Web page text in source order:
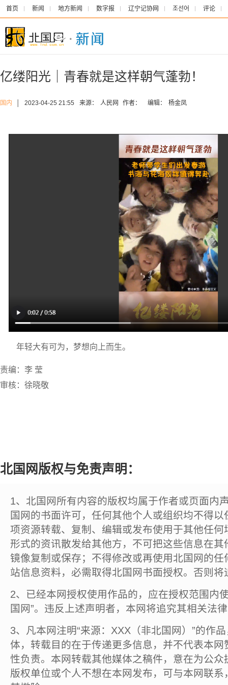
首页 新闻 地方新闻 数字报 辽宁记协网 조선어 评论
亿缕阳光｜青春就是这样朝气蓬勃！
国内 2023-04-25 21:55 来源： 人民网 作者： 编辑： 杨金凤
年轻大有可为，梦想向上而生。
责编：李 莹
审核：徐晓敬
北国网版权与免责声明：
1、北国网所有内容的版权均属于作者或页面内
国网的书面许可，任何其他个人或组织均不得
项资源转载、复制、编辑或发布使用于其他任
形式的资讯散发给其他方，不可把这些信息在
镜像复制或保存；不得修改或再使用北国网的
站信息资料，必需取得北国网书面授权。否则将
2、已经本网授权使用作品的，应在授权范围内
国网”。违反上述声明者，本网将追究其相关法
3、凡本网注明“来源：XXX（非北国网）”的作
体，转载目的在于传递更多信息，并不代表本
性负责。本网转载其他媒体之稿件，意在为公
版权单位或个人不想在本网发布，可与本网联